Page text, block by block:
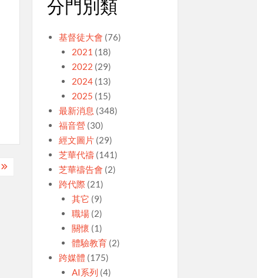
分門別類
基督徒大會 (76)
2021 (18)
2022 (29)
2024 (13)
2025 (15)
最新消息 (348)
福音營(30)
經文圖片(29)
芝華代禱(141)
芝華禱告會 (2)
跨代際(21)
其它 (9)
職場 (2)
關懷 (1)
體驗教育 (2)
跨媒體 (175)
AI系列 (4)